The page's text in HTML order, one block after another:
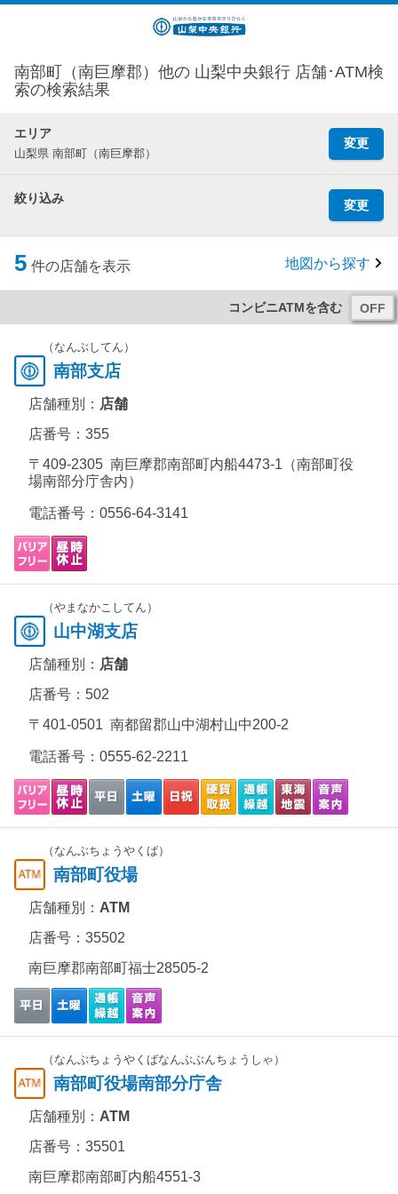
南部町（南巨摩郡）他の 山梨中央銀行 店舗･ATM検
索の検索結果
エリア
山梨県 南部町（南巨摩郡）
変更
絞り込み 変更
5 件の店舗を表示 地図から探す
コンビニATMを含む
（なんぶしてん）
南部支店
店舗種別： 店舗
店番号：355
〒409-2305 南巨摩郡南部町内船4473-1（南部町役
場南部分庁舎内）
電話番号： 0556-64-3141
（やまなかこしてん）
山中湖支店
店舗種別： 店舗
店番号：502
〒401-0501 南都留郡山中湖村山中200-2
電話番号： 0555-62-2211
（なんぶちょうやくば）
南部町役場
店舗種別： ATM
店番号：35502
南巨摩郡南部町福士28505-2
（なんぶちょうやくばなんぶぶんちょうしゃ）
南部町役場南部分庁舎
店舗種別： ATM
店番号：35501
南巨摩郡南部町内船4551-3